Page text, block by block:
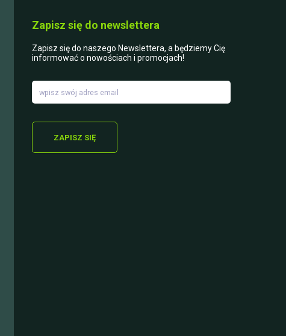
Zapisz się do newslettera
Zapisz się do naszego Newslettera, a będziemy Cię
informować o nowościach i promocjach!
ZAPISZ SIĘ